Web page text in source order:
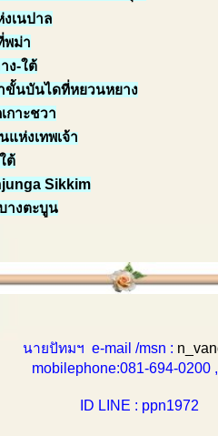
เนปาล
พม่า
ง-ใต้
ขั้นบันไดที่หยวนหยาง
กาะชวา
ห่งเทพเจ้า
ต้
Sikkim
างตะบูน
นายปัทมฯ e-mail /msn :
694-0200 ,
ID LINE : ppn1972